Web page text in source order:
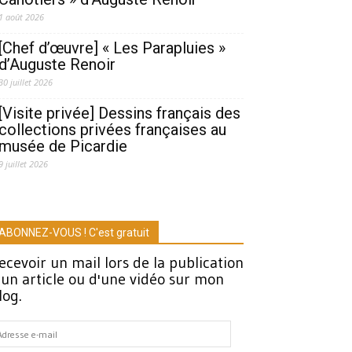
1 août 2026
[Chef d’œuvre] « Les Parapluies »
d’Auguste Renoir
juillet 2026
[Visite privée] Dessins français des
collections privées françaises au
musée de Picardie
juillet 2026
VOUS ! C'est gratuit
un mail lors de la publication
article ou d'une vidéo sur mon